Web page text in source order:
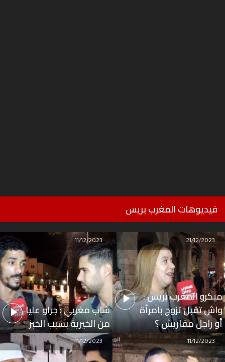
فيديوهات المغرب بريس
ميكرو المغرب بريس :
واش تقبل تزوج بامرأة
أو راجل مقاريش ؟
21/12/2023
شاب مغربي : جراو عليا
من الخيرية بسبب الخبز
11/12/2023
11/12/2023
11/12/2023